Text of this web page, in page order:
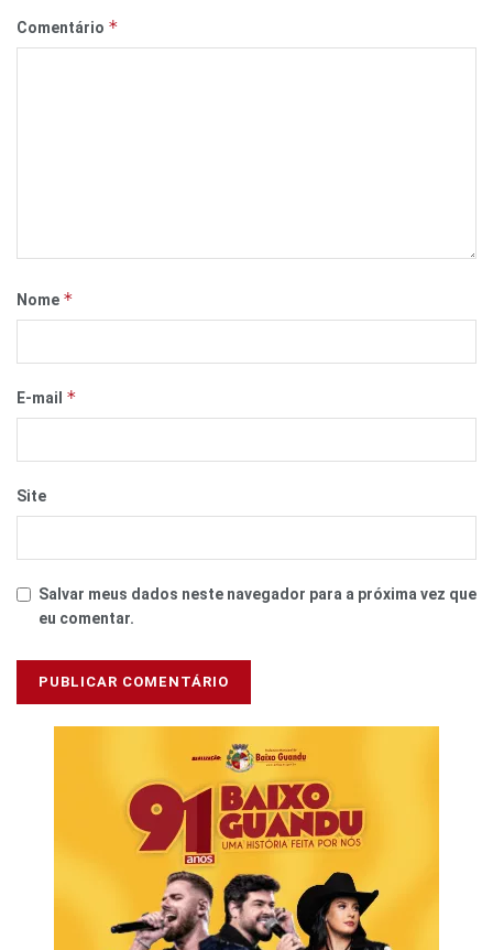
Comentário *
Nome *
E-mail *
Site
Salvar meus dados neste navegador para a próxima vez que
eu comentar.